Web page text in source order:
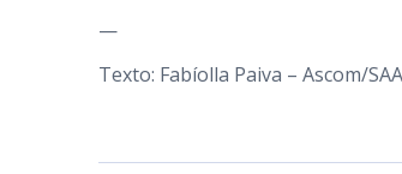
—
Texto: Fabíolla Paiva – Ascom/